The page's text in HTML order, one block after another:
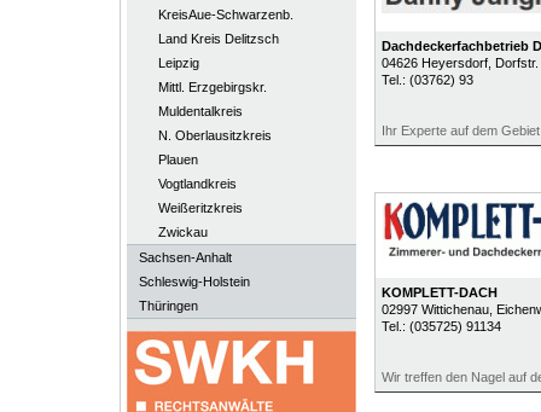
KreisAue-Schwarzenb.
Land Kreis Delitzsch
Leipzig
Mittl. Erzgebirgskr.
Muldentalkreis
N. Oberlausitzkreis
Plauen
Vogtlandkreis
Weißeritzkreis
Zwickau
Sachsen-Anhalt
Schleswig-Holstein
Thüringen
Dachdeckerfachbetrieb
04626 Heyersdorf, Dorfstr.
Tel.: (03762) 93
Ihr Experte auf dem
KOMPLETT-DACH
02997 Wittichenau,
Tel.: (035725) 91134
Wir treffen den Nagel auf